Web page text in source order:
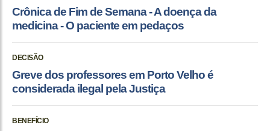
Crônica de Fim de Semana - A doença da
medicina - O paciente em pedaços
DECISÃO
Greve dos professores em Porto Velho é
considerada ilegal pela Justiça
BENEFÍCIO